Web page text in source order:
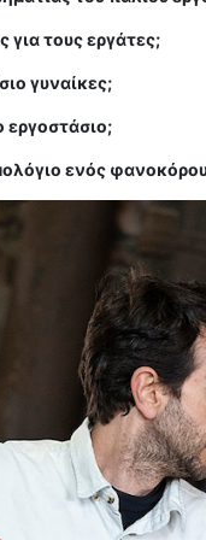
για τους εργάτες;
γυναίκες;
εργοστάσιο;
ενός